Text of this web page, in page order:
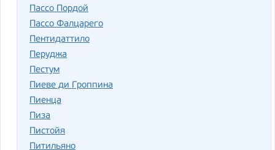
Пассо Пордой
Пассо Фалцарего
Пентидаттило
Перуджа
Пестум
Пиеве ди Гроппина
Пиенца
Пиза
Пистойя
Питильяно